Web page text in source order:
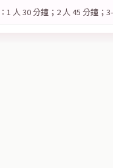
1 人 30 分鐘；2 人 45 分鐘